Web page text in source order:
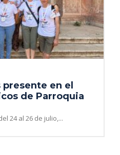
presente en el
de Parroquia
24 al 26 de julio,...